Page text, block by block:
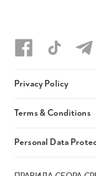
Privacy Policy
Terms & Conditions
Personal Data